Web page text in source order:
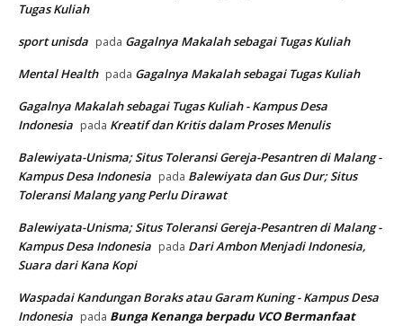
Tugas Kuliah
sport unisda pada Gagalnya Makalah sebagai Tugas Kuliah
Mental Health pada Gagalnya Makalah sebagai Tugas Kuliah
Gagalnya Makalah sebagai Tugas Kuliah - Kampus Desa
Indonesia pada Kreatif dan Kritis dalam Proses Menulis
Balewiyata-Unisma; Situs Toleransi Gereja-Pesantren di Malang -
Kampus Desa Indonesia pada Balewiyata dan Gus Dur; Situs
Toleransi Malang yang Perlu Dirawat
Balewiyata-Unisma; Situs Toleransi Gereja-Pesantren di Malang -
Kampus Desa Indonesia pada Dari Ambon Menjadi Indonesia,
Suara dari Kana Kopi
Waspadai Kandungan Boraks atau Garam Kuning - Kampus Desa
Indonesia pada Bunga Kenanga berpadu VCOBermanfaat